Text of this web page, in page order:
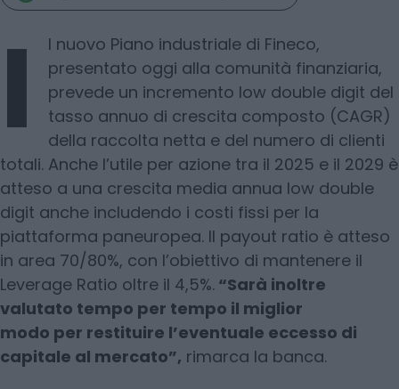
I
l nuovo Piano industriale di Fineco,
presentato oggi alla comunità finanziaria,
prevede un incremento low double digit del
tasso annuo di crescita composto (CAGR)
della raccolta netta e del numero di clienti
totali. Anche l’utile per azione tra il 2025 e il 2029 è
atteso a una crescita media annua low double
digit anche includendo i costi fissi per la
piattaforma paneuropea. Il payout ratio è atteso
in area 70/80%, con l’obiettivo di mantenere il
Leverage Ratio oltre il 4,5%. “Sarà inoltre
valutato tempo per tempo il miglior
modo per restituire l’eventuale eccesso di
capitale al mercato”, rimarca la banca.